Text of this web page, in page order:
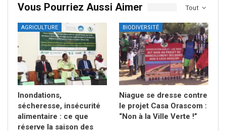
Tout
Vous Pourriez Aussi Aimer
AGRICULTURE
Inondations,
sécheresse, insécurité
alimentaire : ce que
réserve la saison des
BIODIVERSITÉ
Niague se dresse contre
le projet Casa Orascom :
“Non à la Ville Verte !”